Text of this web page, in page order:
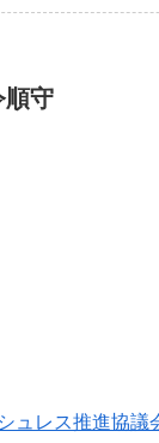
順守
ュレス推進協議